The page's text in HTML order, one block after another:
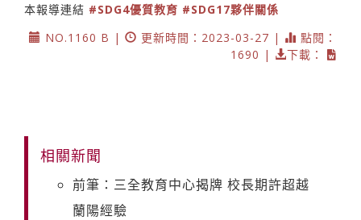
本報導連結 #SDG4優質教育 #SDG17夥伴關係
NO.1160 B |
更新時間：2023-03-27 |
點閱：
1690 |
下載：
相關新聞
前筆：三全教育中心揭牌 校長期許超越
蘭陽經驗